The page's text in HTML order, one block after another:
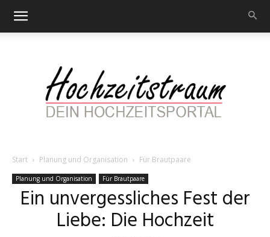
Hochzeitstraum
–
Start Planung und Organisation Für Brautpaare
Planung und Organisation Für Brautpaare
Ein unvergessliches Fest der
Liebe: Die Hochzeit